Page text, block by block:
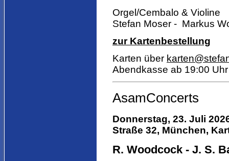
Orgel/Cembalo & Violine
Stefan Moser - Markus
zur Kartenbestellung
Karten über
Abendkasse ab 19:00 Uhr
AsamConcerts
Donnerstag, 23. Juli
Straße 32, München,
R. Woodcock - J. S.